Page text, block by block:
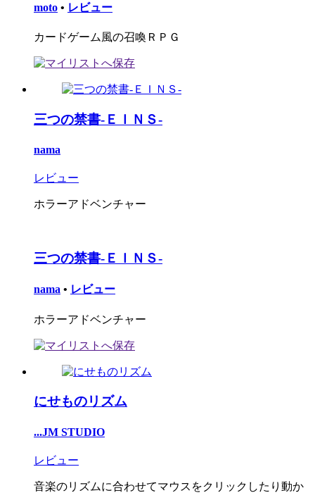
moto • レビュー
カードゲーム風の召喚ＲＰＧ
三つの禁書-ＥＩＮＳ-
nama
レビュー
ホラーアドベンチャー
三つの禁書-ＥＩＮＳ-
nama • レビュー
ホラーアドベンチャー
にせものリズム
...JM STUDIO
レビュー
音楽のリズムに合わせてマウスをクリックしたり動か